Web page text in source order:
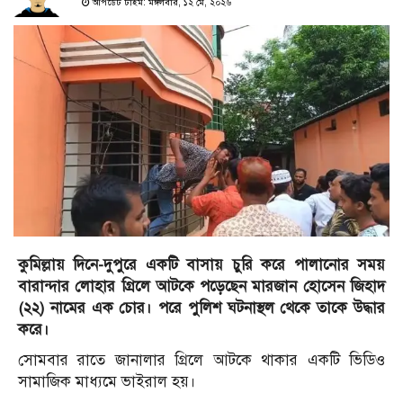
আপডেট টাইম: মঙ্গলবার, ১২ মে, ২০২৬
কুমিল্লায় দিনে-দুপুরে একটি বাসায় চুরি করে পালানোর সময়
বারান্দার লোহার গ্রিলে আটকে পড়েছেন মারজান হোসেন জিহাদ
(২২) নামের এক চোর। পরে পুলিশ ঘটনাস্থল থেকে তাকে উদ্ধার
করে।
সোমবার রাতে জানালার গ্রিলে আটকে থাকার একটি ভিডিও
সামাজিক মাধ্যমে ভাইরাল হয়।